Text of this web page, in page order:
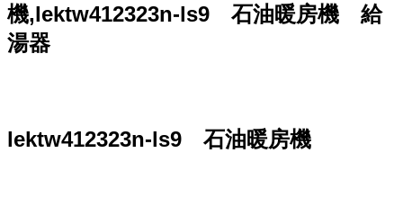
機,lektw412323n-ls9 石油暖房機 給
湯器
lektw412323n-ls9 石油暖房機